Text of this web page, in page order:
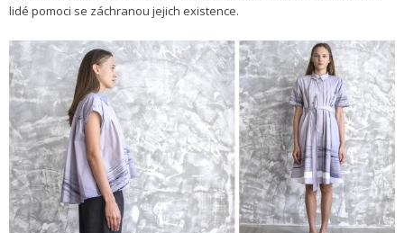
lidé pomoci se záchranou jejich existence.